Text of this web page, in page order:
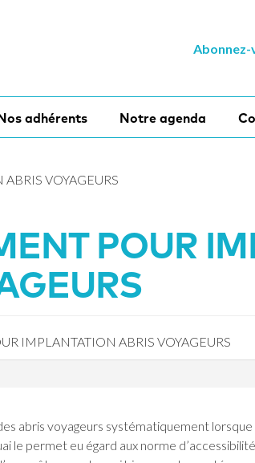
adhérents Notre agenda
VOYAGEURS
POUR
IMPLANTATION ABRIS VOYAGEURS
abris voyageurs systématiquement lorsque
le permet eu égard aux norme